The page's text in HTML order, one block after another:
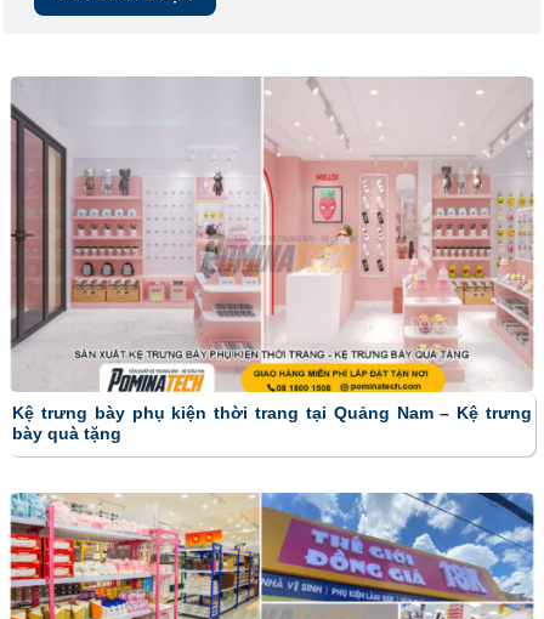
Kệ trưng bày phụ kiện thời trang tại Quảng Nam – Kệ trưng
bày quà tặng